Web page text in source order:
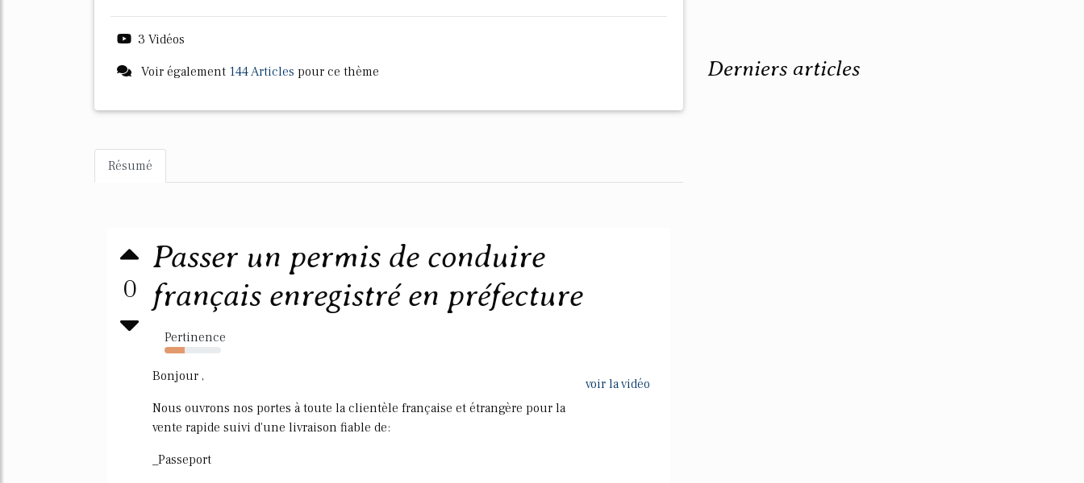
3 Vidéos
Voir également 144 Articles pour ce thème
Résumé
0
Passer un permis de conduire
français enregistré en préfecture
Pertinence
35%
voir la vidéo
Bonjour ,
Nous ouvrons nos portes à toute la clientèle française et étrangère pour la
vente rapide suivi d'une livraison fiable de:
_Passeport
Derniers articles